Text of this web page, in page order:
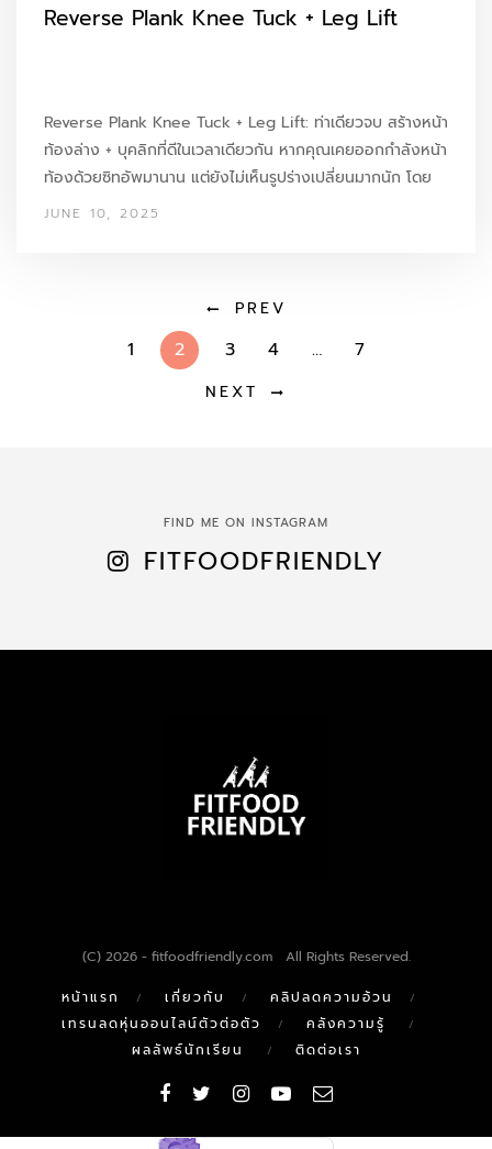
Reverse Plank Knee Tuck + Leg Lift
Reverse Plank Knee Tuck + Leg Lift: ท่าเดียวจบ สร้างหน้า
ท้องล่าง + บุคลิกที่ดีในเวลาเดียวกัน หากคุณเคยออกกำลังหน้า
ท้องด้วยซิทอัพมานาน แต่ยังไม่เห็นรูปร่างเปลี่ยนมากนัก โดย
เฉพาะบริเวณหน้าท้องล่าง นี่คือท่าที่ควรลอง: Reverse Plank
JUNE 10, 2025
PREV
1 2 3 4 … 7
NEXT
FIND ME ON INSTAGRAM
FITFOODFRIENDLY
(C) 2026 - fitfoodfriendly.com All Rights Reserved.
หน้าแรก เกี่ยวกับ
คลิปลดความอ้วน
เทรนลดหุ่นออนไลน์ตัวต่อตัว
คลังความรู้
ผลลัพธ์นักเรียน
ติดต่อเรา